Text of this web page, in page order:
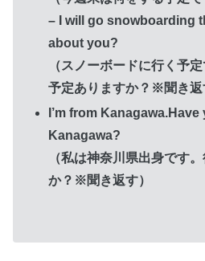
– I will go snowboarding
about you?
（スノーボードに行く予
予定ありますか？※聞き返
I’m from
Kanagawa?
（私は神奈川県出身です
か？※聞き返す）